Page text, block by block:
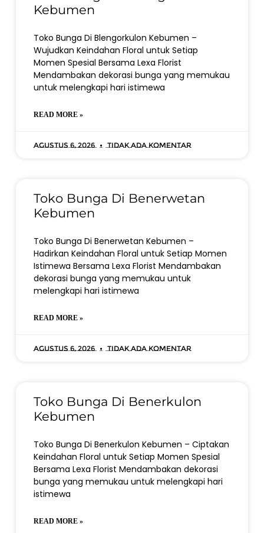
Kebumen
Toko Bunga Di Blengorkulon Kebumen –
Wujudkan Keindahan Floral untuk Setiap
Momen Spesial Bersama Lexa Florist
Mendambakan dekorasi bunga yang memukau
untuk melengkapi hari istimewa
READ MORE »
Agustus 6, 2026 Tidak ada komentar
Toko Bunga Di Benerwetan
Kebumen
Toko Bunga Di Benerwetan Kebumen –
Hadirkan Keindahan Floral untuk Setiap Momen
Istimewa Bersama Lexa Florist Mendambakan
dekorasi bunga yang memukau untuk
melengkapi hari istimewa
READ MORE »
Agustus 6, 2026 Tidak ada komentar
Toko Bunga Di Benerkulon
Kebumen
Toko Bunga Di Benerkulon Kebumen – Ciptakan
Keindahan Floral untuk Setiap Momen Spesial
Bersama Lexa Florist Mendambakan dekorasi
bunga yang memukau untuk melengkapi hari
istimewa
READ MORE »